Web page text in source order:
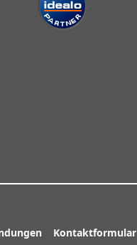
Kontaktformular